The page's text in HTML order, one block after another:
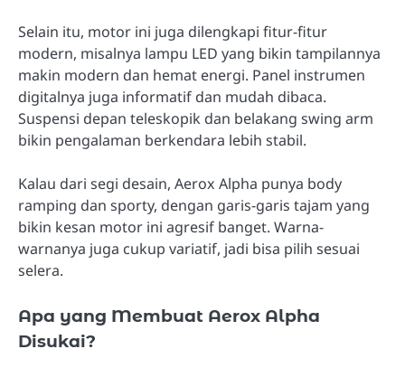
Selain itu, motor ini juga dilengkapi fitur-fitur
modern, misalnya lampu LED yang bikin tampilannya
makin modern dan hemat energi. Panel instrumen
digitalnya juga informatif dan mudah dibaca.
Suspensi depan teleskopik dan belakang swing arm
bikin pengalaman berkendara lebih stabil.
Kalau dari segi desain, Aerox Alpha punya body
ramping dan sporty, dengan garis-garis tajam yang
bikin kesan motor ini agresif banget. Warna-
warnanya juga cukup variatif, jadi bisa pilih sesuai
selera.
Apa yang Membuat Aerox Alpha
Disukai?